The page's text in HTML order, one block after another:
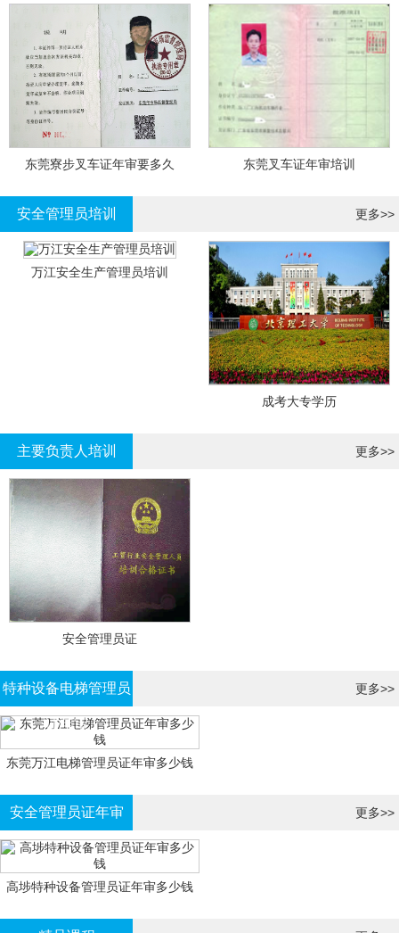
年审换证
东莞寮步叉车证年审要多久 东莞叉车证年审培训
安全管理员培训 更多>>
万江安全生产管理员培训
成考大专学历
主要负责人培训 更多>>
安全管理员证
特种设备电梯管理员
证年审
更多>>
东莞万江电梯管理员证年审多少钱
安全管理员证年审 更多>>
高埗特种设备管理员证年审多少钱